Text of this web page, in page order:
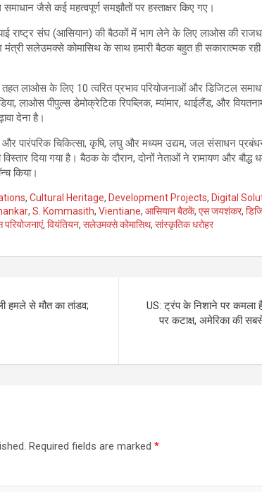
जैसे कई महत्वपूर्ण समझौतों पर हस्ताक्षर किए गए।
राष्ट्र संघ (आसियान) की बैठकों में भाग लेने के लिए लाओस की
सलेउमक्से कोमासिथ के साथ हमारी बैठक बहुत ही सकारात्मक
लाओस के लिए 10 त्वरित प्रभाव परियोजनाओं और डिजिटल
लाओस पीपुल्स डेमोक्रेटिक रिपब्लिक, म्यांमार, थाईलैंड, और
देना है।
पारंपरिक चिकित्सा, कृषि, लघु और मध्यम उद्यम, जल संसाधन प्रबंधन,
दिया गया है। बैठक के दौरान, दोनों नेताओं ने रामायण और बौद्ध
किया।
, Cultural Heritage, Development Projects, Digital
, S. Kommasith, Vientiane, आसियान बैठकें, एस जयशंकर,
परियोजनाएं, वियंतियन, सलेउमक्से कोमासिथ, सांस्कृतिक धरोहर
हमले से मौत का तांडव;
US: ट्रंप के निशाने पर कमला
पर कटाक्ष, अमेरिका की
Required fields are marked *